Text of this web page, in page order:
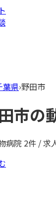
葉県›野田市
市の
病院 2件 / 求